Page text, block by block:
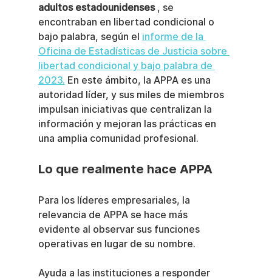
adultos estadounidenses , se
encontraban en libertad condicional o
bajo palabra, según el informe de la
Oficina de Estadísticas de Justicia sobre
libertad condicional y bajo palabra de
2023. En este ámbito, la APPA es una
autoridad líder, y sus miles de miembros
impulsan iniciativas que centralizan la
información y mejoran las prácticas en
una amplia comunidad profesional.
Lo que realmente hace APPA
Para los líderes empresariales, la
relevancia de APPA se hace más
evidente al observar sus funciones
operativas en lugar de su nombre.
Ayuda a las instituciones a responder